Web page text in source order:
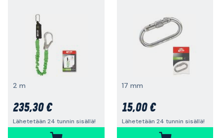
2 m
235,30 €
Lähetetään 24 tunnin sisällä!
17 mm
15,00 €
Lähetetään 24 tunnin sisällä!